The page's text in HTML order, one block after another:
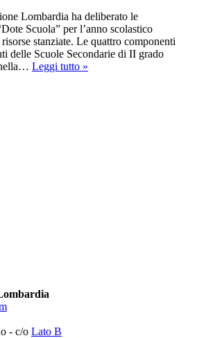
Lombardia ha deliberato le
Scuola” per l’anno scolastico
stanziate. Le quattro componenti
delle Scuole Secondarie di II grado
Leggi tutto »
- c/o Lato B